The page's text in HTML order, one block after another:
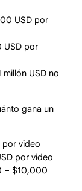
USD por
USD por
millón USD no
gana un
video
por video
– $10,000